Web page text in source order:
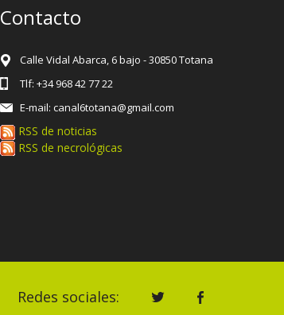
Contacto
Calle Vidal Abarca, 6 bajo - 30850 Totana
Tlf: +34 968 42 77 22
E-mail: canal6totana@gmail.com
RSS de noticias
RSS de necrológicas
Redes sociales: